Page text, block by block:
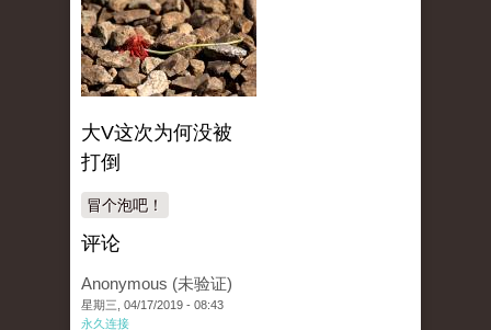
大V这次为何没被
打倒
冒个泡吧！
评论
Anonymous (未验证)
星期三, 04/17/2019 - 08:43
永久连接